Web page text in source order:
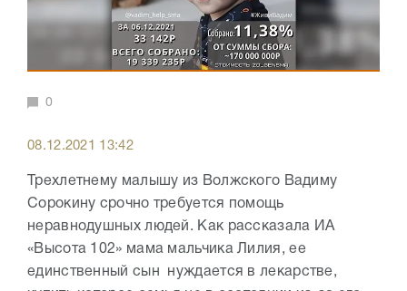
0
08.12.2021 13:42
Трехлетнему малышу из Волжского Вадиму
Сорокину срочно требуется помощь
неравнодушных людей. Как рассказала ИА
«Высота 102» мама мальчика Лилия, ее
единственный сын нуждается в лекарстве,